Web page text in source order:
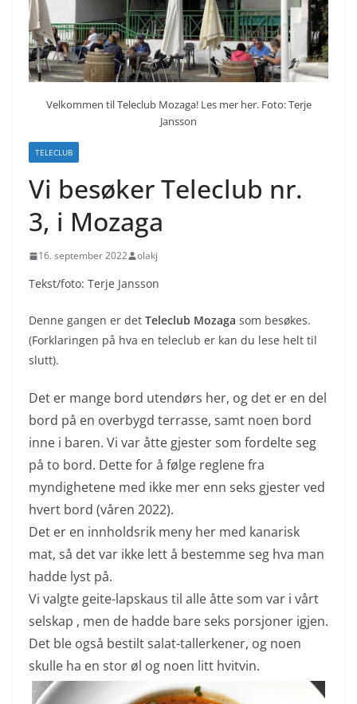
Velkommen til Teleclub Mozaga! Les mer her. Foto: Terje
Jansson
TELECLUB
Vi besøker Teleclub nr.
3, i Mozaga
16. september 2022 olakj
Tekst/foto: Terje Jansson
Denne gangen er det Teleclub Mozaga som besøkes.
(Forklaringen på hva en teleclub er kan du lese helt til
slutt).
Det er mange bord utendørs her, og det er en del
bord på en overbygd terrasse, samt noen bord
inne i baren. Vi var åtte gjester som fordelte seg
på to bord. Dette for å følge reglene fra
myndighetene med ikke mer enn seks gjester ved
hvert bord (våren 2022).
Det er en innholdsrik meny her med kanarisk
mat, så det var ikke lett å bestemme seg hva man
hadde lyst på.
Vi valgte geite-lapskaus til alle åtte som var i vårt
selskap , men de hadde bare seks porsjoner igjen.
Det ble også bestilt salat-tallerkener, og noen
skulle ha en stor øl og noen litt hvitvin.